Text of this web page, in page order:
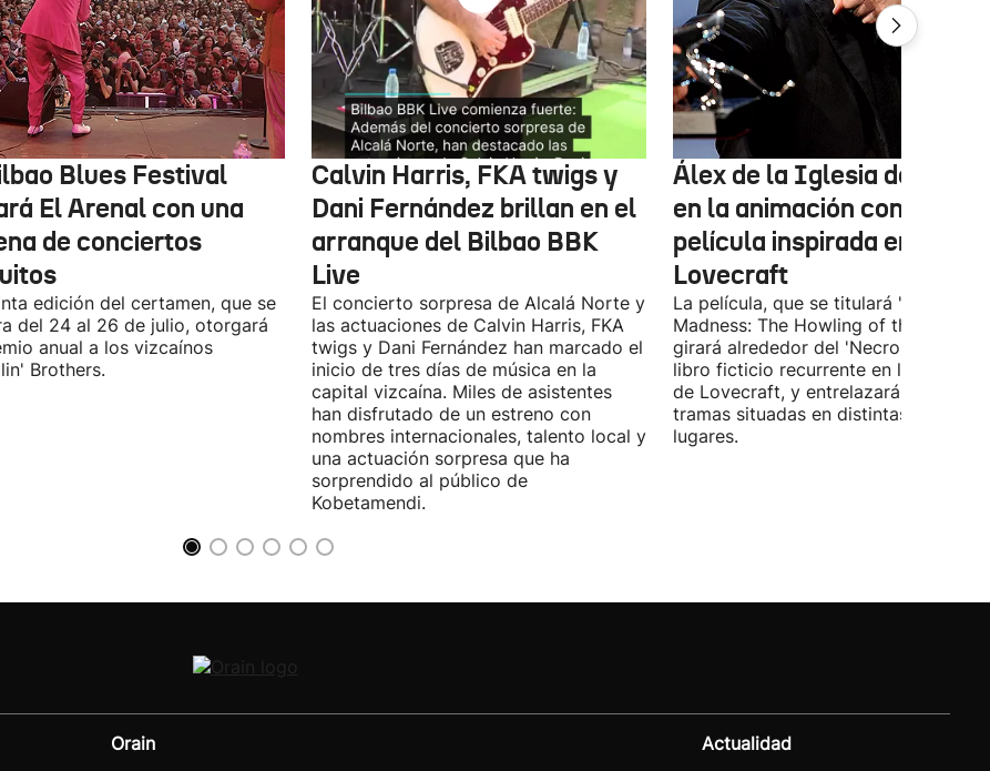
Blues Festival
El Arenal con una
de conciertos
edición del certamen, que se
del 24 al 26 de julio, otorgará
anual a los vizcaínos
Brothers.
Calvin Harris, FKA twigs y
Dani Fernández brillan en el
arranque del Bilbao BBK
Live
El concierto sorpresa de Alcalá Norte y
las actuaciones de Calvin Harris, FKA
twigs y Dani Fernández han marcado el
inicio de tres días de música en la
capital vizcaína. Miles de asistentes
han disfrutado de un estreno con
nombres internacionales, talento local y
una actuación sorpresa que ha
sorprendido al público de
Kobetamendi.
Álex de la Iglesia debutará
en la animación con una
película inspirada en
Lovecraft
La película, que se titulará 'Ages of
Madness: The Howling of the Jinn',
girará alrededor del 'Necronomicón',
libro ficticio recurrente en los relatos
de Lovecraft, y entrelazará varias
tramas situadas en distintas épocas y
lugares.
Orain Actualidad